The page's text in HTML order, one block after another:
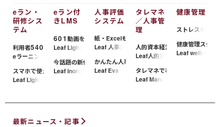
eラン・
研修シス
テム
利用者540 万人超！日本最大級
eラーニングシステム Leaf
スマホで使えるLMS
Leaf Lightning
eラン付
きLMS
601動画をすぐに視聴可能
Leaf Lightning STUDIO
今話題の新作動画が毎月更新
Leaf inorder
人事評価
システム
紙・ExcelもそのままWEB化
Leaf 人事評価システム
かんたん人事評価システム
Leaf Eva
タレマネ
／人事管
理
人的資本経営のHRテック
Leaf人的資本管理
タレマネで社員要望を見える化
Leaf Management/MySTORY
健康管理
ストレスチェ
健康管理スター
Leaf wellness
最新ニュース・記事